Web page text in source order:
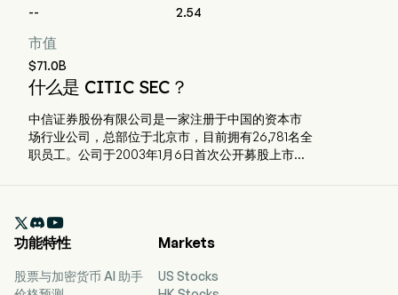
-- 2.54
市值
$71.0B
什么是 CITIC SEC？
中信证券股份有限公司是一家注册于中国的资本市
场行业公司，总部位于北京市，目前拥有26,781名全
职员工。公司于2003年1月6日首次公开募股上市。
务；经纪业务分部从事证券及期货交易与经纪业
务，以及金融产品的代理销售；交易分部从事权益
证券出借以及另类投资活动；资产管理分部为资产

功能特性
股票与加密货币 AI 助手
Markets
US Stocks